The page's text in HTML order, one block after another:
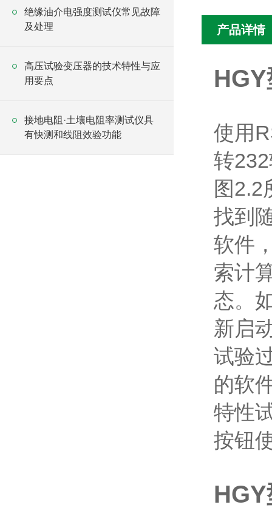
绝缘油介电强度测试仪常见故障
及处理
高压试验变压器的技术特性与应
用要点
接地电阻·土壤电阻率测试仪具
有快测和线阻效验功能
产品详情
使用
转
图2.2
找到
软件
索计
态。
新启
试验
的软
特性
按钮